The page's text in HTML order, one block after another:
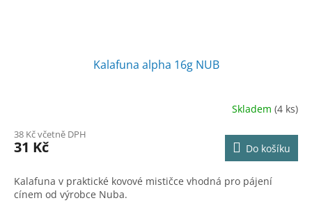
Kalafuna alpha 16g NUB
Skladem (4 ks)
38 Kč včetně DPH
31 Kč Do košíku
Kalafuna v praktické kovové mističce vhodná pro pájení
cínem od výrobce Nuba.